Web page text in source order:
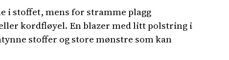
i stoffet, mens for stramme plagg
kordfløyel. En blazer med litt polstring i
stoffer og store mønstre som kan